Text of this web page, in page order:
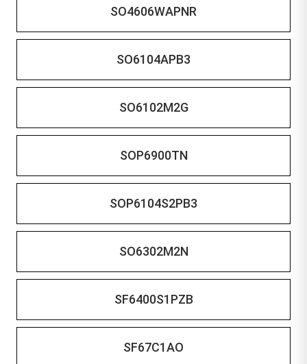
SO4606WAPNR
SO6104APB3
SO6102M2G
SOP6900TN
SOP6104S2PB3
SO6302M2N
SF6400S1PZB
SF67C1AO